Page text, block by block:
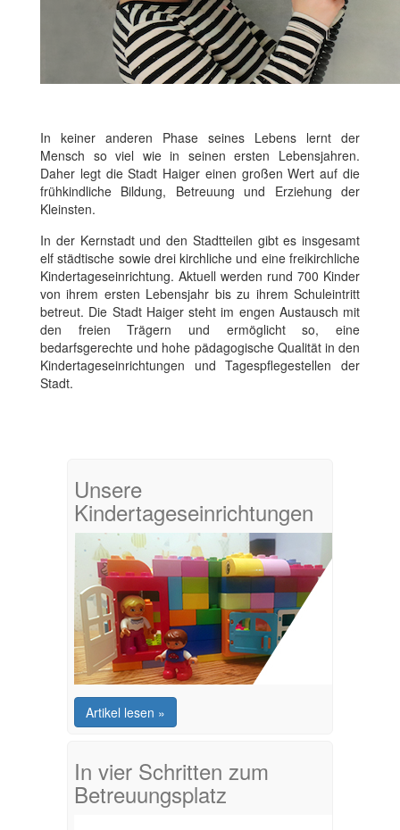
In keiner anderen Phase seines Lebens lernt der
Mensch so viel wie in seinen ersten Lebensjahren.
Daher legt die Stadt Haiger einen großen Wert auf die
frühkindliche Bildung, Betreuung und Erziehung der
Kleinsten.
In der Kernstadt und den Stadtteilen gibt es insgesamt
elf städtische sowie drei kirchliche und eine freikirchliche
Kindertageseinrichtung. Aktuell werden rund 700 Kinder
von ihrem ersten Lebensjahr bis zu ihrem Schuleintritt
betreut. Die Stadt Haiger steht im engen Austausch mit
den freien Trägern und ermöglicht so, eine
bedarfsgerechte und hohe pädagogische Qualität in den
Kindertageseinrichtungen und Tagespflegestellen der
Stadt.
Unsere
Kindertageseinrichtungen
Artikel lesen »
In vier Schritten zum
Betreuungsplatz